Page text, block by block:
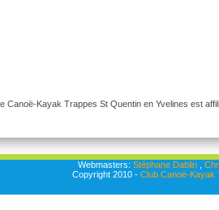
Canoë-Kayak Trappes St Quentin en Yvelines est
Webmasters: Stéphane Dablin,
Copyright 2010 - Club Canoë-Kayak